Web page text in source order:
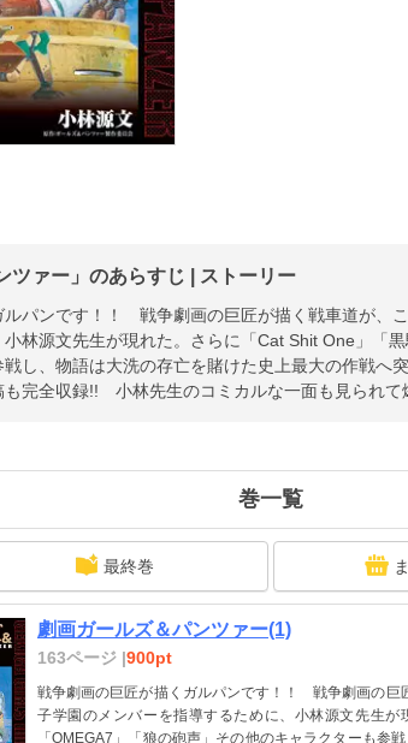
ツァー」のあらすじ | ストーリー
ルパンです！！ 戦争劇画の巨匠が描く戦車道が、
林源文先生が現れた。さらに「Cat Shit One」「
戦し、物語は大洗の存亡を賭けた史上最大の作戦
も完全収録!! 小林先生のコミカルな一面も見られて
巻一覧
最終巻
劇画ガールズ＆パンツァー(1)
163ページ |900pt
戦争劇画の巨匠が描くガルパンです！！ 戦争劇画の
子学園のメンバーを指導するために、小林源文先生
「OMEGA7」「狼の砲声」その他のキャラクターも参